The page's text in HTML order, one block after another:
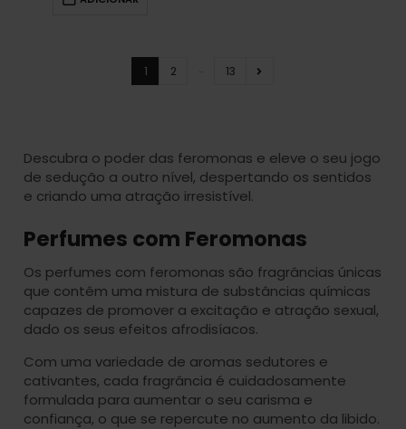
1 2 … 13
Descubra o poder das feromonas e eleve o seu jogo
de sedução a outro nível, despertando os sentidos
e criando uma atração irresistível.
Perfumes com Feromonas
Os perfumes com feromonas são fragrâncias únicas
que contêm uma mistura de substâncias químicas
capazes de promover a excitação e atração sexual,
dado os seus efeitos afrodisíacos.
Com uma variedade de aromas sedutores e
cativantes, cada fragrância é cuidadosamente
formulada para aumentar o seu carisma e
confiança, o que se repercute no aumento da libido.